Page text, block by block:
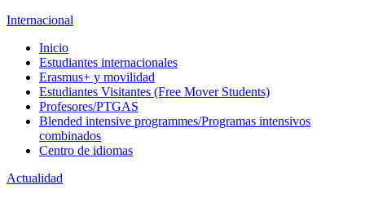
Internacional
Inicio
Estudiantes internacionales
Erasmus+ y movilidad
Estudiantes Visitantes (Free Mover Students)
Profesores/PTGAS
Blended intensive programmes/Programas intensivos
combinados
Centro de idiomas
Actualidad